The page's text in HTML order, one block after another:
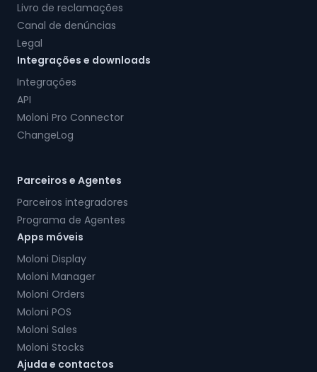
Livro de reclamações
Canal de denúncias
Legal
Integrações e downloads
Integrações
API
Moloni Pro Connector
ChangeLog
Parceiros e Agentes
Parceiros integradores
Programa de Agentes
Apps móveis
Moloni Display
Moloni Manager
Moloni Orders
Moloni POS
Moloni Sales
Moloni Stocks
Ajuda e contactos